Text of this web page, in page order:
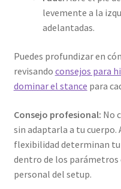
levemente a la
adelantadas.
Puedes profundizar en
revisando consejos para
dominar el stance para
Consejo profesional: No
sin adaptarla a tu
flexibilidad determinan
dentro de los
personal del setup.